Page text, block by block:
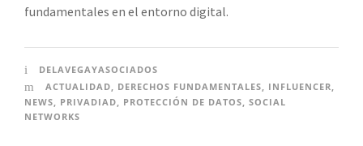
fundamentales en el entorno digital.
DELAVEGAYASOCIADOS
ACTUALIDAD, DERECHOS FUNDAMENTALES, INFLUENCER,
NEWS, PRIVADIAD, PROTECCIÓN DE DATOS, SOCIAL
NETWORKS